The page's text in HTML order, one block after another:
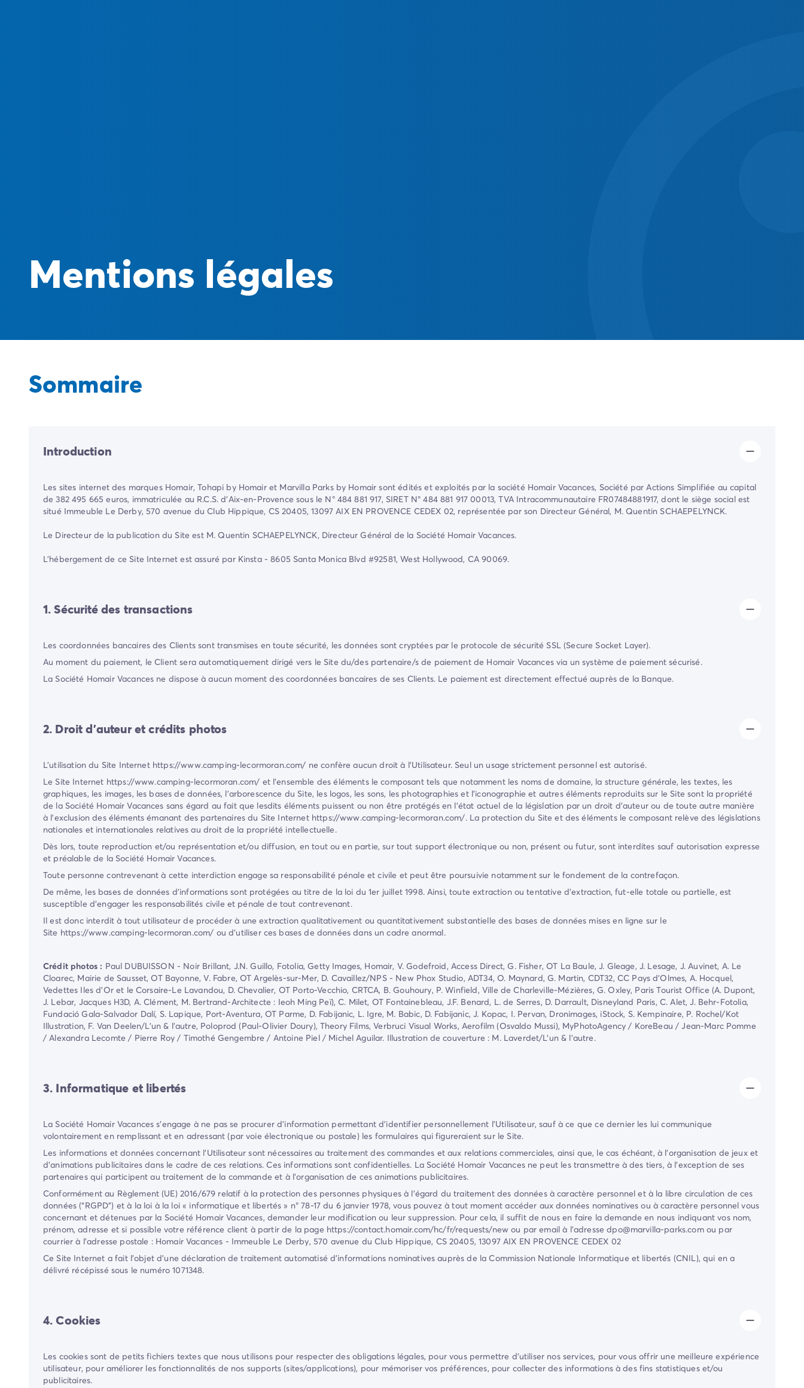
Mentions légales
Sommaire
Introduction
Les sites internet des marques Homair, Tohapi by Homair et Marvilla Parks by Homair sont édités et exploités par la société Homair Vacances, Société par Actions Simplifiée au capital
de 382 495 665 euros, immatriculée au R.C.S. d'Aix-en-Provence sous le N° 484 881 917, SIRET N° 484 881 917 00013, TVA Intracommunautaire FR07484881917, dont le siège social est
situé Immeuble Le Derby, 570 avenue du Club Hippique, CS 20405, 13097 AIX EN PROVENCE CEDEX 02, représentée par son Directeur Général, M. Quentin SCHAEPELYNCK.
Le Directeur de la publication du Site est M. Quentin SCHAEPELYNCK, Directeur Général de la Société Homair Vacances.
L'hébergement de ce Site Internet est assuré par Kinsta - 8605 Santa Monica Blvd #92581, West Hollywood, CA 90069.
1. Sécurité des transactions
Les coordonnées bancaires des Clients sont transmises en toute sécurité, les données sont cryptées par le protocole de sécurité SSL (Secure Socket Layer).
Au moment du paiement, le Client sera automatiquement dirigé vers le Site du/des partenaire/s de paiement de Homair Vacancesvia un système de paiement sécurisé.
La Société Homair Vacances ne dispose à aucun moment des coordonnées bancaires de ses Clients. Le paiement est directement effectué auprès de la Banque.
2. Droit d'auteur et crédits photos
L'utilisation du Site Internet https://www.camping-lecormoran.com/ ne confère aucun droit à l'Utilisateur. Seul un usage strictement personnel est autorisé.
Le Site Internet https://www.camping-lecormoran.com/ et l'ensemble des éléments le composant tels que notamment les noms de domaine, la structure générale, les textes, les
graphiques, les images, les bases de données, l'arborescence du Site, les logos, les sons, les photographies et l'iconographie et autres éléments reproduits sur le Site sont la propriété
de la Société Homair Vacances sans égard au fait que lesdits éléments puissent ou non être protégés en l'état actuel de la législation par un droit d'auteur ou de toute autre manière
à l'exclusion des éléments émanant des partenaires du Site Internet https://www.camping-lecormoran.com/. La protection du Site et des éléments le composant relève des législations
nationales et internationales relatives au droit de la propriété intellectuelle.
Dès lors, toute reproduction et/ou représentation et/ou diffusion, en tout ou en partie, sur tout support électronique ou non, présent ou futur, sont interdites sauf autorisation expresse
et préalable de la Société Homair Vacances.
Toute personne contrevenant à cette interdiction engage sa responsabilité pénale et civile et peut être poursuivie notamment sur le fondement de la contrefaçon.
De même, les bases de données d'informations sont protégées au titre de la loi du 1er juillet 1998. Ainsi, toute extraction ou tentative d'extraction, fut-elle totale ou partielle, est
susceptible d'engager les responsabilités civile et pénale de tout contrevenant.
Il est donc interdit à tout utilisateur de procéder à une extraction qualitativement ou quantitativement substantielle des bases de données mises en ligne sur le
Site https://www.camping-lecormoran.com/ ou d'utiliser ces bases de données dans un cadre anormal.
Crédit photos : Paul DUBUISSON - Noir Brillant, J.N. Guillo, Fotolia, Getty Images, Homair, V. Godefroid, Access Direct, G. Fisher, OT La Baule, J. Gleage, J. Lesage, J. Auvinet, A. Le
Cloarec, Mairie de Sausset, OT Bayonne, V. Fabre, OT Argelès-sur-Mer, D. Cavaillez/NPS - New Phox Studio, ADT34, O. Maynard, G. Martin, CDT32, CC Pays d'Olmes, A. Hocquel,
Vedettes Iles d'Or et le Corsaire-Le Lavandou, D. Chevalier, OT Porto-Vecchio, CRTCA, B. Gouhoury, P. Winfield, Ville de Charleville-Mézières, G. Oxley, Paris Tourist Office (A. Dupont,
J. Lebar, Jacques H3D, A. Clément, M. Bertrand-Architecte : Ieoh Ming Peï), C. Milet, OT Fontainebleau, J.F. Benard, L. de Serres, D. Darrault, Disneyland Paris, C. Alet, J. Behr-Fotolia,
Fundació Gala-Salvador Dalí, S. Lapique, Port-Aventura, OT Parme, D. Fabijanic, L. Igre, M. Babic, D. Fabijanic, J. Kopac, I. Pervan, Dronimages, iStock, S. Kempinaire, P. Rochel/Kot
Illustration, F. Van Deelen/L'un & l'autre, Poloprod (Paul-Olivier Doury), Theory Films, Verbruci Visual Works, Aerofilm (Osvaldo Mussi), MyPhotoAgency / KoreBeau / Jean-Marc Pomme
/ Alexandra Lecomte / Pierre Roy / Timothé Gengembre / Antoine Piel / Michel Aguilar. Illustration de couverture : M. Laverdet/L'un & l'autre.
3. Informatique et libertés
La Société Homair Vacances s'engage à ne pas se procurer d'information permettant d'identifier personnellement l'Utilisateur, sauf à ce que ce dernier les lui communique
volontairement en remplissant et en adressant (par voie électronique ou postale) les formulaires qui figureraient sur le Site.
Les informations et données concernant l'Utilisateur sont nécessaires au traitement des commandes et aux relations commerciales, ainsi que, le cas échéant, à l'organisation de jeux et
d'animations publicitaires dans le cadre de ces relations. Ces informations sont confidentielles. La Société Homair Vacancesne peut les transmettre à des tiers, à l'exception de ses
partenaires qui participent au traitement de la commande et à l'organisation de ces animations publicitaires.
Conformément au Règlement (UE) 2016/679 relatif à la protection des personnes physiques à l’égard du traitement des données à caractère personnel et à la libre circulation de ces
données (“RGPD”) et à la loi à la loi « informatique et libertés » n° 78-17 du 6 janvier 1978, vous pouvez à tout moment accéder aux données nominatives ou à caractère personnel vous
concernant et détenues par la Société Homair Vacances, demander leur modification ou leur suppression. Pour cela, il suffit de nous en faire la demande en nous indiquant vos nom,
prénom, adresse et si possible votre référence client à partir de la page https://contact.homair.com/hc/fr/requests/new ou par email à l'adressedpo@marvilla-parks.comou par
courrier à l'adresse postale : Homair Vacances - Immeuble Le Derby, 570 avenue du Club Hippique, CS 20405, 13097 AIX EN PROVENCE CEDEX 02
Ce Site Internet a fait l'objet d'une déclaration de traitement automatisé d'informations nominatives auprès de la Commission Nationale Informatique et libertés (CNIL), qui en a
délivré récépissé sous le numéro1071348.
4. Cookies
Les cookies sont de petits fichiers textes que nous utilisons pour respecter des obligations légales, pour vous permettre d’utiliser nos services, pour vous offrir une meilleure expérience
utilisateur, pour améliorer les fonctionnalités de nos supports (sites/applications), pour mémoriser vos préférences, pour collecter des informations à des fins statistiques et/ou
publicitaires.